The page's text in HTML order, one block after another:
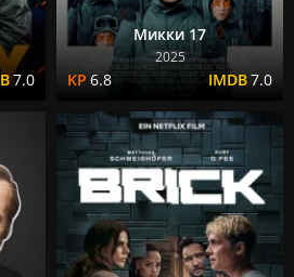
7.0
Микки 17
2025
6.8 7.0